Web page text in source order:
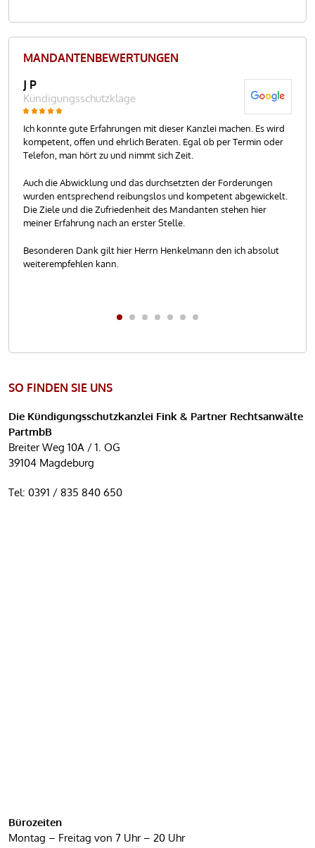
MANDANTEN­BEWER­TUNGEN
J P
Kündigungsschutzklage
Ich konnte gute Erfahrungen mit dieser Kanzlei machen. Es wird
kompetent, offen und ehrlich Beraten. Egal ob per Termin oder
Telefon, man hört zu und nimmt sich Zeit.
Auch die Abwicklung und das durchsetzten der Forderungen
wurden entsprechend reibungslos und kompetent abgewickelt.
Die Ziele und die Zufriedenheit des Mandanten stehen hier
meiner Erfahrung nach an erster Stelle.
Besonderen Dank gilt hier Herrn Henkelmann den ich absolut
weiterempfehlen kann.
SO FINDEN SIE UNS
Die Kündigungsschutzkanzlei Fink & Partner Rechtsanwälte
PartmbB
Breiter Weg 10A / 1. OG
39104 Magdeburg
Tel: 0391 / 835 840 650
Bürozeiten
Montag – Freitag von 7 Uhr – 20 Uhr